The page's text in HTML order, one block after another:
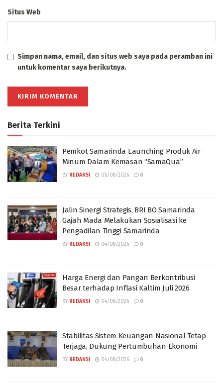
Situs Web
Simpan nama, email, dan situs web saya pada peramban ini
untuk komentar saya berikutnya.
Berita Terkini
Pemkot Samarinda Launching Produk Air
Minum Dalam Kemasan “SamaQua”
BY REDAKSI 05/08/2026 0
Jalin Sinergi Strategis, BRI BO Samarinda
Gajah Mada Melakukan Sosialisasi ke
Pengadilan Tinggi Samarinda
BY REDAKSI 04/08/2026 0
Harga Energi dan Pangan Berkontribusi
Besar terhadap Inflasi Kaltim Juli 2026
BY REDAKSI 04/08/2026 0
Stabilitas Sistem Keuangan Nasional Tetap
Terjaga, Dukung Pertumbuhan Ekonomi
BY REDAKSI 04/08/2026 0